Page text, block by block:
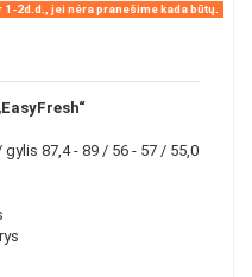
2d.d., jei nėra pranešime kada būtų.
87,4 - 89 / 56 - 57 / 55,0